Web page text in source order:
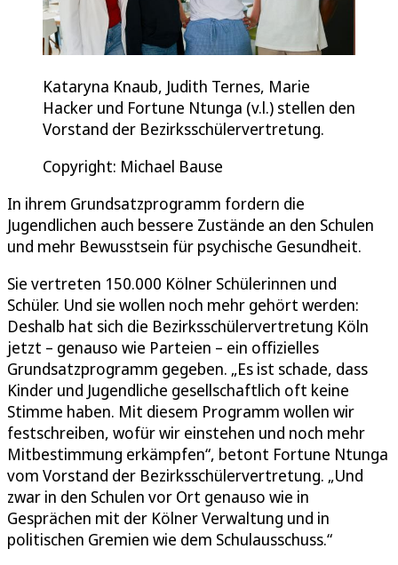
Kataryna Knaub, Judith Ternes, Marie
Hacker und Fortune Ntunga (v.l.) stellen den
Vorstand der Bezirksschülervertretung.
Copyright: Michael Bause
In ihrem Grundsatzprogramm fordern die
Jugendlichen auch bessere Zustände an den Schulen
und mehr Bewusstsein für psychische Gesundheit.
Sie vertreten 150.000 Kölner Schülerinnen und
Schüler. Und sie wollen noch mehr gehört werden:
Deshalb hat sich die Bezirksschülervertretung Köln
jetzt – genauso wie Parteien – ein offizielles
Grundsatzprogramm gegeben. „Es ist schade, dass
Kinder und Jugendliche gesellschaftlich oft keine
Stimme haben. Mit diesem Programm wollen wir
festschreiben, wofür wir einstehen und noch mehr
Mitbestimmung erkämpfen“, betont Fortune Ntunga
vom Vorstand der Bezirksschülervertretung. „Und
zwar in den Schulen vor Ort genauso wie in
Gesprächen mit der Kölner Verwaltung und in
politischen Gremien wie dem Schulausschuss.“